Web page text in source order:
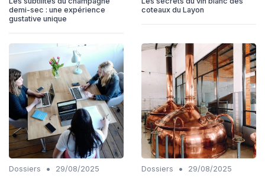
demi-sec : une expérience
gustative unique
coteaux du Layon
Dossiers •
29/08/2025
Dossiers •
29/08/2025